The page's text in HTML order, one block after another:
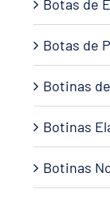
Botas de
Botas de
Botinas
Botinas
Botinas